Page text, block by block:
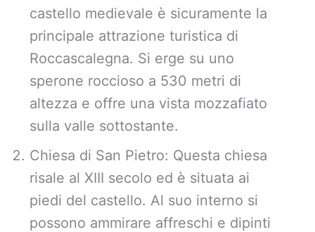
castello medievale è sicuramente la
principale attrazione turistica di
Roccascalegna. Si erge su uno
sperone roccioso a 530 metri di
altezza e offre una vista mozzafiato
sulla valle sottostante.
Chiesa di San Pietro: Questa chiesa
risale al XIII secolo ed è situata ai
piedi del castello. Al suo interno si
possono ammirare affreschi e dipinti